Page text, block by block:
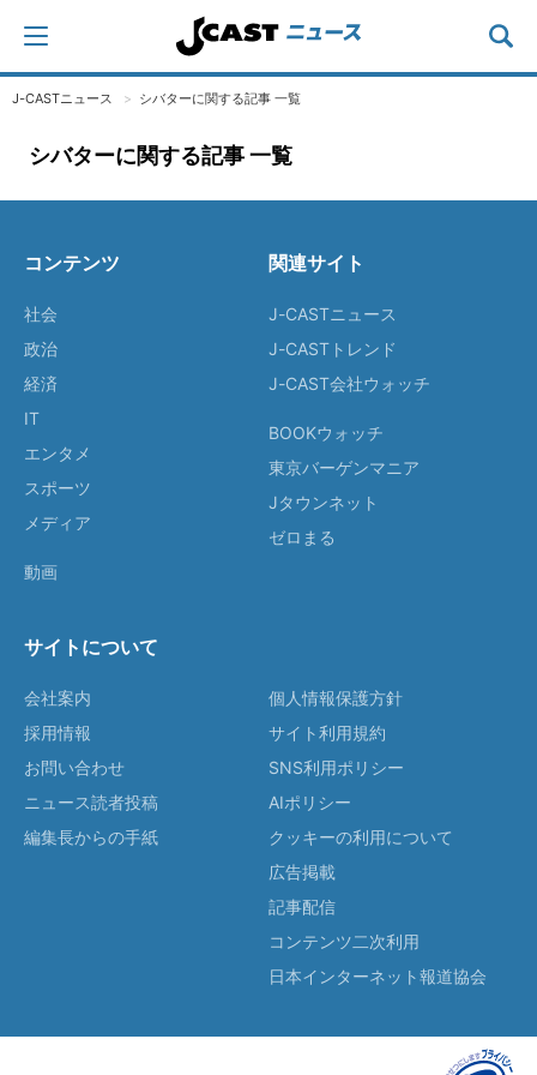
J-CASTニュース シバターに関する記事 一覧
シバターに関する記事 一覧
コンテンツ
社会
政治
経済
IT
エンタメ
スポーツ
メディア
動画
関連サイト
J-CASTニュース
J-CASTトレンド
J-CAST会社ウォッチ
BOOKウォッチ
東京バーゲンマニア
Jタウンネット
ゼロまる
サイトについて
会社案内
採用情報
お問い合わせ
ニュース読者投稿
編集長からの手紙
個人情報保護方針
サイト利用規約
SNS利用ポリシー
AIポリシー
クッキーの利用について
広告掲載
記事配信
コンテンツ二次利用
日本インターネット報道協会